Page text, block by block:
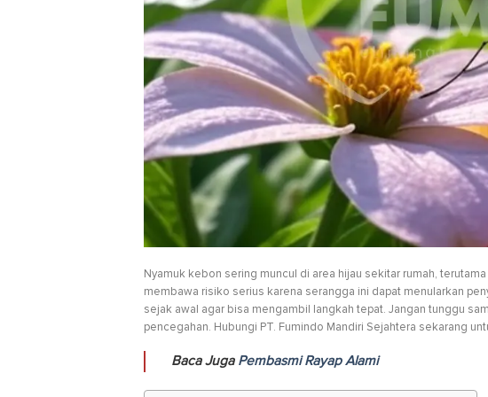
Nyamuk kebon sering muncul di area hijau sekitar rumah,
membawa risiko serius karena serangga ini dapat menularkan
sejak awal agar bisa mengambil langkah tepat. Jangan tunggu
pencegahan. Hubungi PT. Fumindo Mandiri Sejahtera sekarang
Baca Juga Pembasmi Rayap Alami